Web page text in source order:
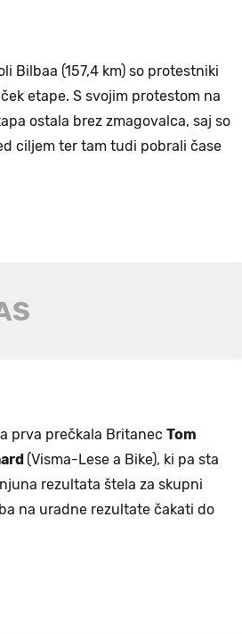
Bilbaa (157,4 km) so protestniki
etape. S svojim protestom na
ostala brez zmagovalca, saj so
ciljem ter tam tudi pobrali čase
prva prečkala Britanec Tom
(Visma-Lese a Bike), ki pa sta
rezultata štela za skupni
na uradne rezultate čakati do